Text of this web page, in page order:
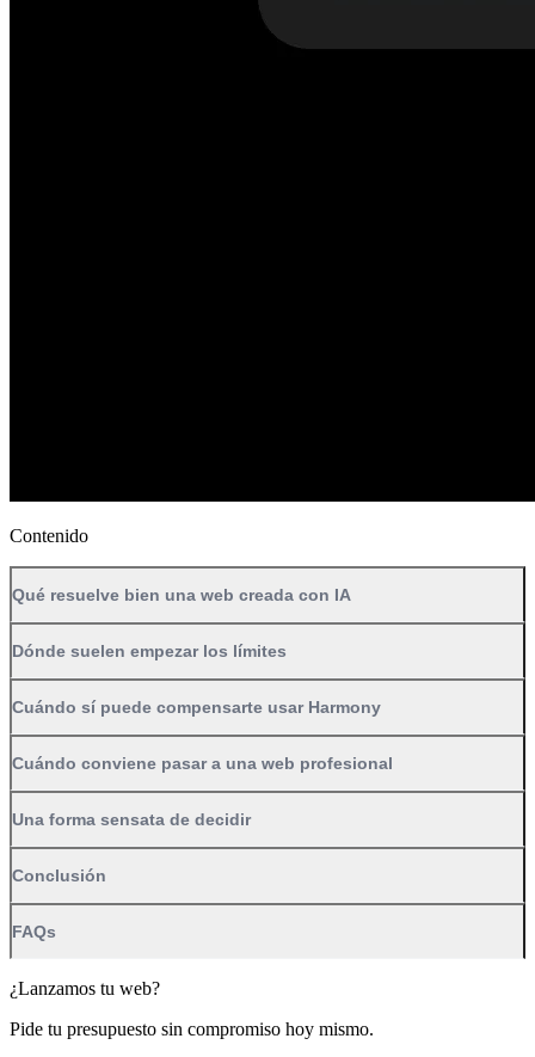
Contenido
Qué resuelve bien una web creada con IA
Dónde suelen empezar los límites
Cuándo sí puede compensarte usar Harmony
Cuándo conviene pasar a una web profesional
Una forma sensata de decidir
Conclusión
FAQs
¿Lanzamos tu web?
Pide tu presupuesto sin compromiso hoy mismo.